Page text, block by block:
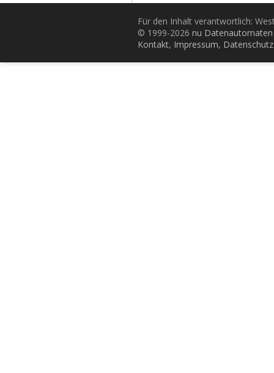
Für den Inhalt verantwortlich:
© 1999-2026 nu
Kontakt, Impressum, Datenschutz